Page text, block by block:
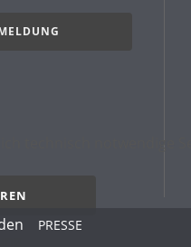
PRESSE
technisch notwendige